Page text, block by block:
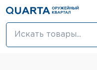
Оптовикам